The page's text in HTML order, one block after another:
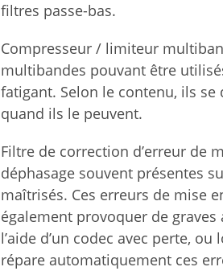
filtres passe-bas.
Compresseur / limiteur
multibandes pouvant être
fatigant. Selon le contenu, ils
quand ils le peuvent.
Filtre de correction d’erreur de
déphasage souvent présentes
maîtrisés. Ces erreurs de mise
également provoquer de
l’aide d’un codec avec perte,
répare automatiquement ces